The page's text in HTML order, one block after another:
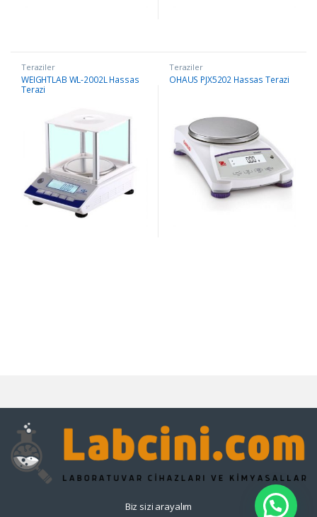
Teraziler
WEIGHTLAB WL-2002L Hassas
Terazi
Teraziler
OHAUS PJX5202 Hassas Terazi
Biz sizi arayalım